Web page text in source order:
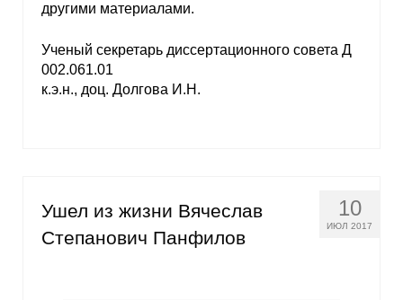
другими материалами.
Ученый секретарь диссертационного совета Д
002.061.01
к.э.н., доц. Долгова И.Н.
10
ИЮЛ 2017
Ушел из жизни Вячеслав
Степанович Панфилов